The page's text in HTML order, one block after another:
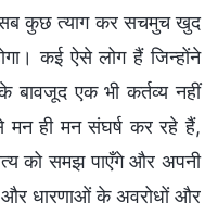
सब कुछ त्याग कर सचमुच खुद
कई ऐसे लोग हैं जिन्होंने
बावजूद एक भी कर्तव्य नहीं
ही मन संघर्ष कर रहे हैं,
को समझ पाएँगे और अपनी
और धारणाओं के अवरोधों और